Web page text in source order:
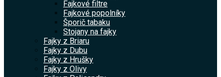
Fajkové filtre
Fajkové popolníky
Šporič tabaku
Stojany na fajky
Fajky z Briaru
Fajky z Dubu
Fajky z Hrušky
Fajky z Olivy